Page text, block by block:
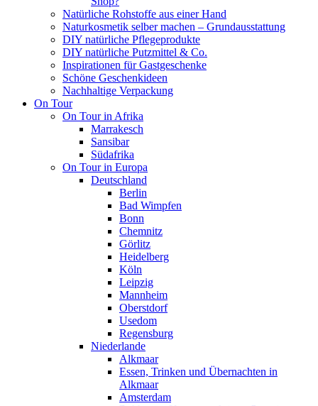
Natürliche Rohstoffe aus einer Hand
Naturkosmetik selber machen – Grundausstattung
DIY natürliche Pflegeprodukte
DIY natürliche Putzmittel & Co.
Inspirationen für Gastgeschenke
Schöne Geschenkideen
Nachhaltige Verpackung
On Tour
On Tour in Afrika
Marrakesch
Sansibar
Südafrika
On Tour in Europa
Deutschland
Berlin
Bad Wimpfen
Bonn
Chemnitz
Görlitz
Heidelberg
Köln
Leipzig
Mannheim
Oberstdorf
Usedom
Regensburg
Niederlande
Alkmaar
Essen, Trinken und Übernachten in
Alkmaar
Amsterdam